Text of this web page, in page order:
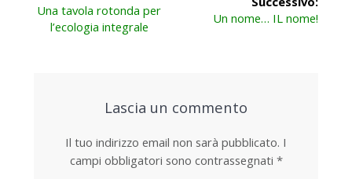
articoli
Articolo
precedente:
Una tavola rotonda per
l’ecologia integrale
Articolo
Un nome… IL nome!
Lascia un commento
Il tuo indirizzo email non sarà pubblicato. I
campi obbligatori sono contrassegnati *